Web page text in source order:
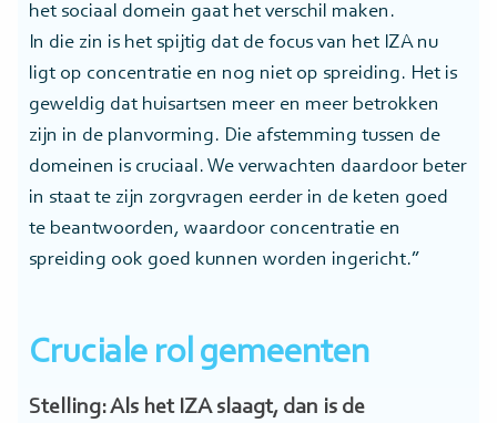
het sociaal domein gaat het verschil maken.
In die zin is het spijtig dat de focus van het IZA nu
ligt op concentratie en nog niet op spreiding. Het is
geweldig dat huisartsen meer en meer betrokken
zijn in de planvorming. Die afstemming tussen de
domeinen is cruciaal. We verwachten daardoor beter
in staat te zijn zorgvragen eerder in de keten goed
te beantwoorden, waardoor concentratie en
spreiding ook goed kunnen worden ingericht.”
Cruciale rol gemeenten
Stelling: Als het IZA slaagt, dan is de